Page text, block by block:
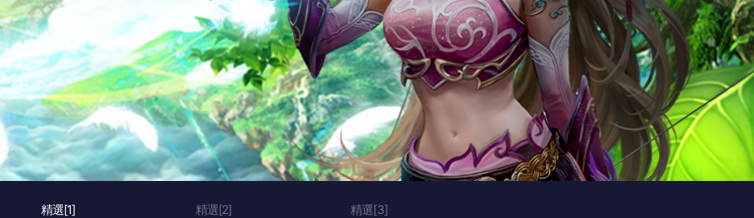
精選[1] 精選[2] 精選[3]